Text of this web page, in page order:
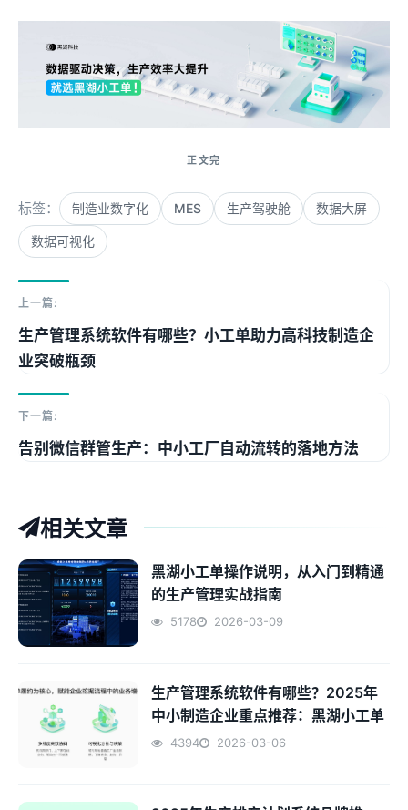
标签： 制造业数字化 MES 生产驾驶舱 数据大屏
数据可视化
上一篇:
生产管理系统软件有哪些？小工单助力高科技制造企
业突破瓶颈
下一篇:
告别微信群管生产：中小工厂自动流转的落地方法
相关文章
黑湖小工单操作说明，从入门到精通
的生产管理实战指南
5178 2026-03-09
生产管理系统软件有哪些？2025年
中小制造企业重点推荐：黑湖小工单
4394 2026-03-06